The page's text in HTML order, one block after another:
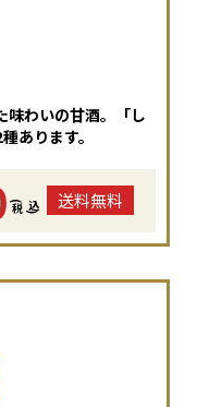
味わいの甘酒。「し
あります。
(
税
込 ) 送料無料